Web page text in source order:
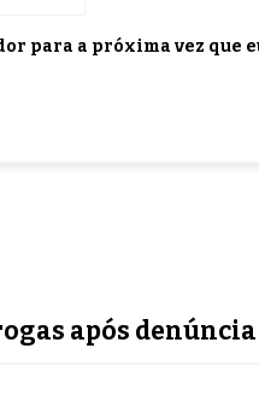
para a próxima vez que
após